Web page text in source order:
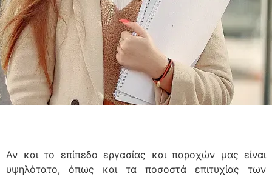
Αν και το επίπεδο εργασίας και παροχών μας είναι
υψηλότατο, όπως και τα ποσοστά επιτυχίας των